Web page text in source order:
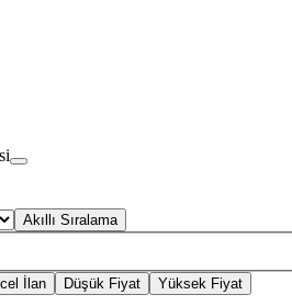
Akıllı Sıralama
İlan Düşük Fiyat Yüksek Fiyat